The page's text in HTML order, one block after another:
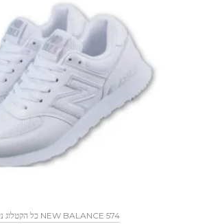
NEW BALANCE 574 כל הקטלוג ניו באלאנס